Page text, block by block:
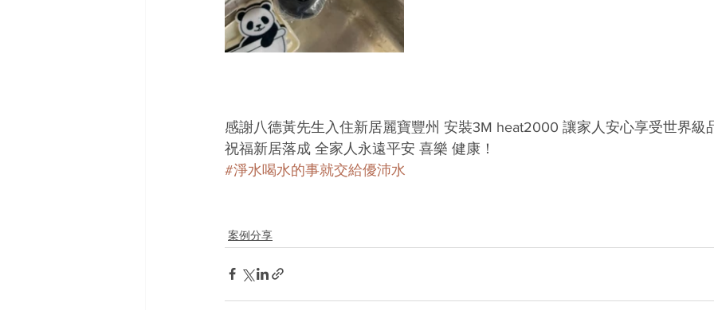
感謝八德黃先生入住新居麗寶豐州 安裝3M heat2000 讓家人安心享受世界級
祝福新居落成 全家人永遠平安 喜樂 健康！
#淨水喝水的事就交給優沛水
案例分享